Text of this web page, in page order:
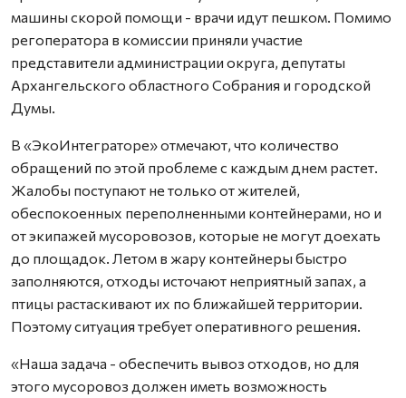
машины скорой помощи - врачи идут пешком. Помимо
регоператора в комиссии приняли участие
представители администрации округа, депутаты
Архангельского областного Собрания и городской
Думы.
В «ЭкоИнтеграторе» отмечают, что количество
обращений по этой проблеме с каждым днем растет.
Жалобы поступают не только от жителей,
обеспокоенных переполненными контейнерами, но и
от экипажей мусоровозов, которые не могут доехать
до площадок. Летом в жару контейнеры быстро
заполняются, отходы источают неприятный запах, а
птицы растаскивают их по ближайшей территории.
Поэтому ситуация требует оперативного решения.
«Наша задача - обеспечить вывоз отходов, но для
этого мусоровоз должен иметь возможность